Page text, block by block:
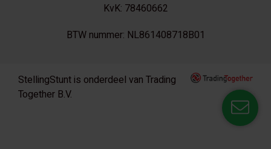
KvK: 78460662
BTW nummer: NL861408718B01
StellingStunt is onderdeel van Trading
Together B.V.